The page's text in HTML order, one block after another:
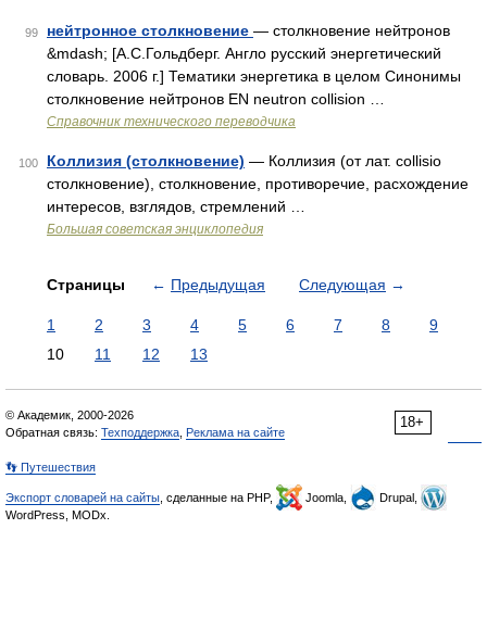
99 нейтронное столкновение — столкновение нейтронов
&mdash; [А.С.Гольдберг. Англо русский энергетический
словарь. 2006 г.] Тематики энергетика в целом Синонимы
столкновение нейтронов EN neutron collision …
Справочник технического переводчика
100 Коллизия (столкновение) — Коллизия (от лат. collisio
столкновение), столкновение, противоречие, расхождение
интересов, взглядов, стремлений …
Большая советская энциклопедия
Страницы ← Предыдущая Следующая →
1 2 3 4 5 6 7 8
9
10
11 12 13
18+
© Академик, 2000-2026
Обратная связь: Техподдержка Реклама на сайте
👣 Путешествия
Экспорт словарей на сайты , сделанные на PHP, Joomla,
Drupal,
WordPress, MODx.